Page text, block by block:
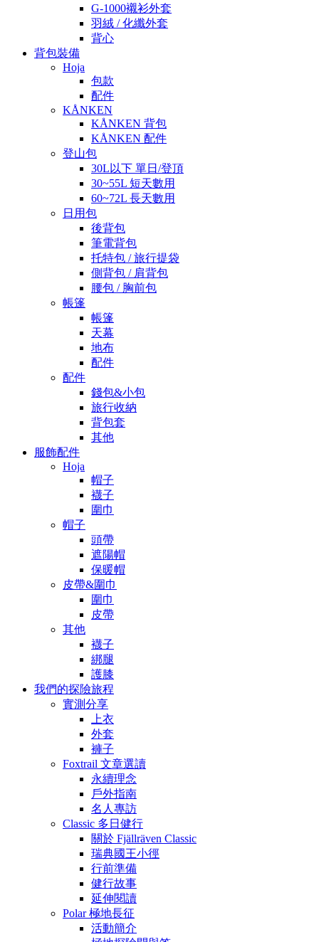
G-1000襯衫外套
羽絨 / 化纖外套
背心
背包裝備
Hoja
包款
配件
KÅNKEN
KÅNKEN 背包
KÅNKEN 配件
登山包
30L以下 單日/登頂
30~55L 短天數用
60~72L 長天數用
日用包
後背包
筆電背包
托特包 / 旅行提袋
側背包 / 肩背包
腰包 / 胸前包
帳篷
帳篷
天幕
地布
配件
配件
錢包&小包
旅行收納
背包套
其他
服飾配件
Hoja
帽子
襪子
圍巾
帽子
頭帶
遮陽帽
保暖帽
皮帶&圍巾
圍巾
皮帶
其他
襪子
綁腿
護膝
我們的探險旅程
實測分享
上衣
外套
褲子
Foxtrail 文章選讀
永續理念
戶外指南
名人專訪
Classic 多日健行
關於 Fjällräven Classic
瑞典國王小徑
行前準備
健行故事
延伸閱讀
Polar 極地長征
活動簡介